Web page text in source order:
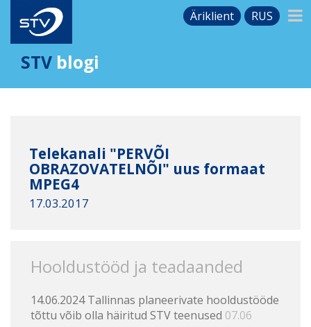
Äriklient RUS
STV blogi
Telekanali "PERVÕI
OBRAZOVATELNÕI" uus formaat
MPEG4
17.03.2017
Hooldustööd ja teadaanded
14.06.2024 Tallinnas planeerivate hooldustööde
tõttu võib olla häiritud STV teenused 07.06